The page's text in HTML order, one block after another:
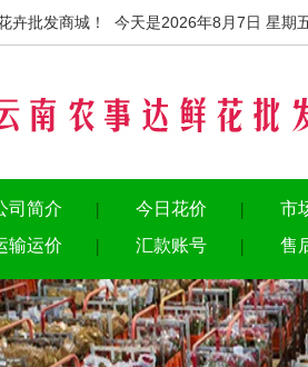
卉批发商城！ 今天是2026年8月7日 星期
司简介 今日花价
市
输运价 汇款账号 售